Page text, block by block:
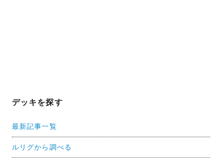
デッキを探す
最新記事一覧
ルリグから調べる